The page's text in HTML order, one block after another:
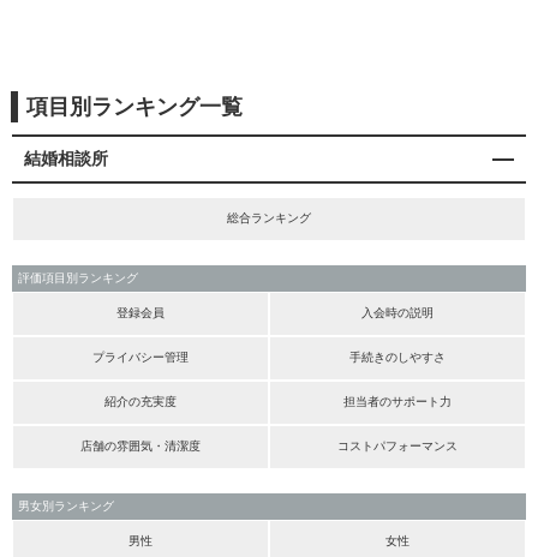
項目別ランキング一覧
結婚相談所
総合ランキング
評価項目別ランキング
登録会員 入会時の説明
プライバシー管理 手続きのしやすさ
紹介の充実度 担当者のサポート力
店舗の雰囲気・清潔度 コストパフォーマンス
男女別ランキング
男性 女性